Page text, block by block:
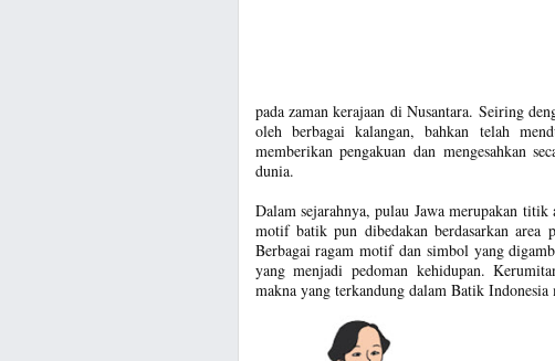
pada zaman kerajaan di Nusantara. Seiring
oleh berbagai kalangan, bahkan telah
memberikan pengakuan dan mengesahkan
dunia.
Dalam sejarahnya, pulau Jawa merupakan
motif batik pun dibedakan berdasarkan area
Berbagai ragam motif dan simbol yang
yang menjadi pedoman kehidupan.
makna yang terkandung dalam Batik